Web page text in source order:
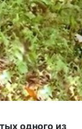
одного из